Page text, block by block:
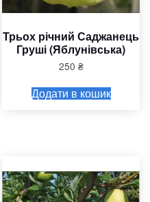
Трьох річний Саджанець
Груші (Яблунівська)
250 ₴
Додати в кошик